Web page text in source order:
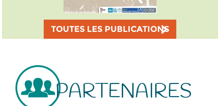
TOUTES LES PUBLICATIONS
PARTENAIRES